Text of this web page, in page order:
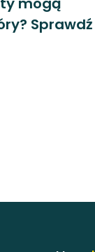
Sprawdź